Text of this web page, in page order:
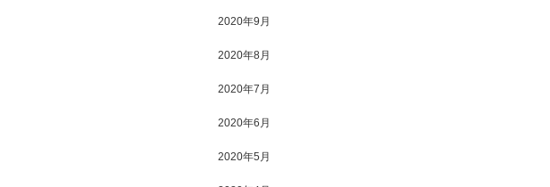
2020年9月
2020年8月
2020年7月
2020年6月
2020年5月